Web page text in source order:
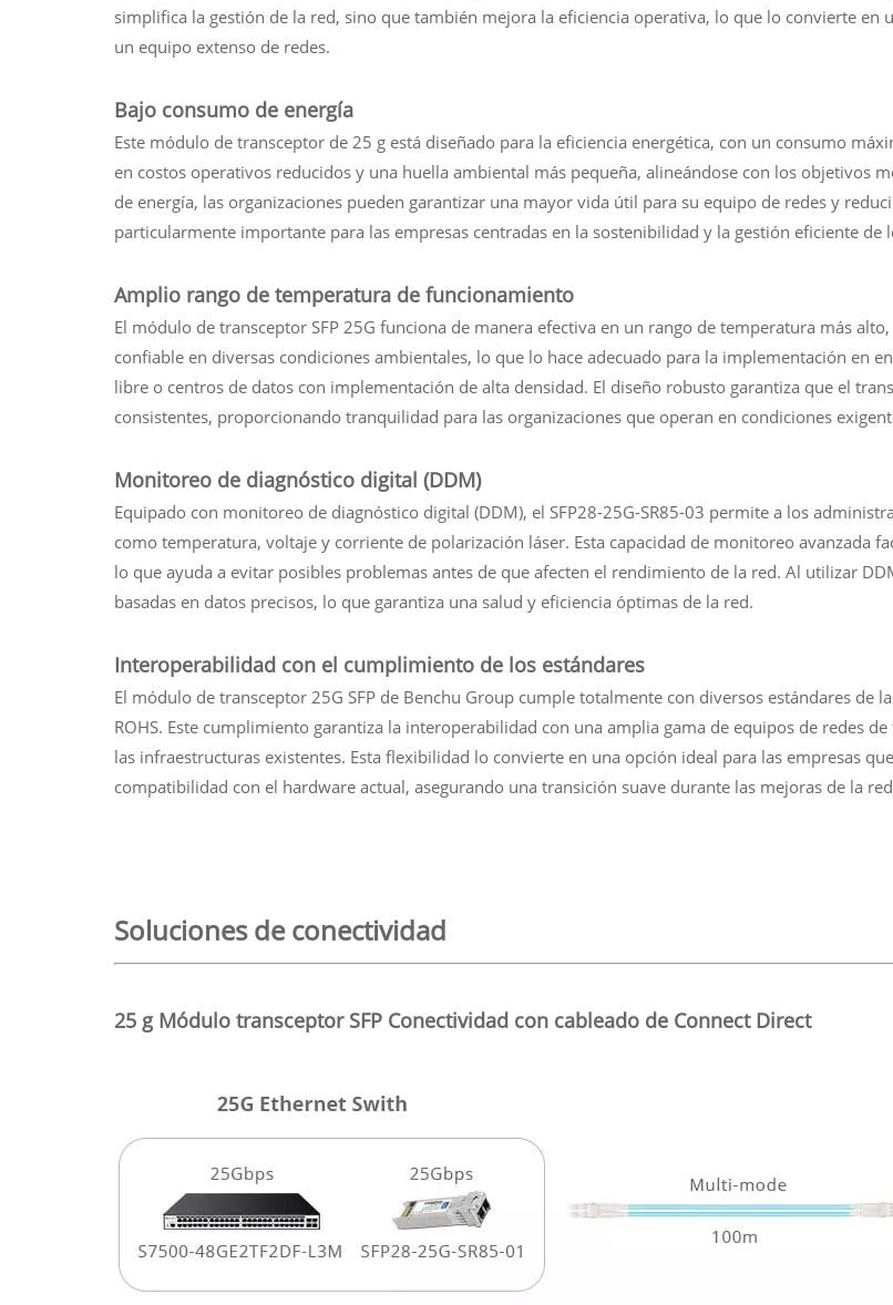
simplifica la gestión de la red, sino que también mejora la eficiencia operativa, lo que lo convierte en
un equipo extenso de redes.
Bajo consumo de energía
Este módulo de transceptor de 25 g está diseñado para la eficiencia energética, con un consumo
en costos operativos reducidos y una huella ambiental más pequeña, alineándose con los objetivos
de energía, las organizaciones pueden garantizar una mayor vida útil para su equipo de redes y
particularmente importante para las empresas centradas en la sostenibilidad y la gestión eficiente de
Amplio rango de temperatura de funcionamiento
El módulo de transceptor SFP 25G funciona de manera efectiva en un rango de temperatura más
confiable en diversas condiciones ambientales, lo que lo hace adecuado para la implementación en
libre o centros de datos con implementación de alta densidad. El diseño robusto garantiza que el
consistentes, proporcionando tranquilidad para las organizaciones que operan en condiciones
Monitoreo de diagnóstico digital (DDM)
Equipado con monitoreo de diagnóstico digital (DDM), el SFP28-25G-SR85-03 permite a los
como temperatura, voltaje y corriente de polarización láser. Esta capacidad de monitoreo avanzada
lo que ayuda a evitar posibles problemas antes de que afecten el rendimiento de la red. Al utilizar
basadas en datos precisos, lo que garantiza una salud y eficiencia óptimas de la red.
Interoperabilidad con el cumplimiento de los estándares
El módulo de transceptor 25G SFP de Benchu Group cumple totalmente con diversos estándares de
ROHS. Este cumplimiento garantiza la interoperabilidad con una amplia gama de equipos de redes
las infraestructuras existentes. Esta flexibilidad lo convierte en una opción ideal para las empresas
compatibilidad con el hardware actual, asegurando una transición suave durante las mejoras de la
Soluciones de conectividad
25 g Módulo transceptor SFP Conectividad con cableado de Connect Direct